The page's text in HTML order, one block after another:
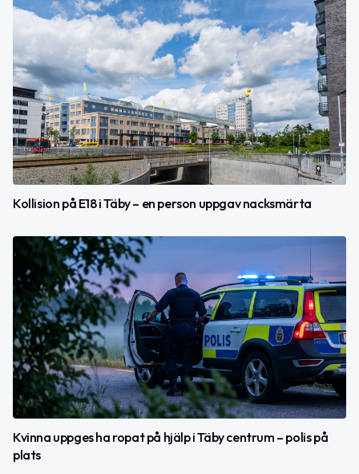
Kollision på E18 i Täby – en person uppgav nacksmärta
Kvinna uppges ha ropat på hjälp i Täby centrum – polis på
plats